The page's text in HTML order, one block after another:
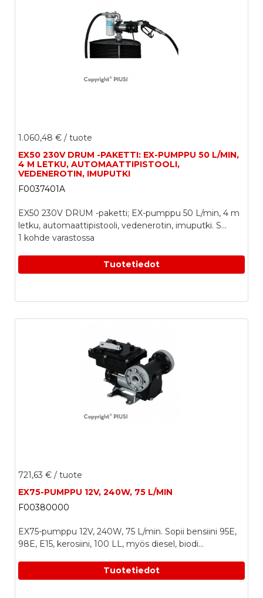
1.060,48 € / tuote
EX50 230V DRUM -PAKETTI: EX-PUMPPU 50 L/MIN,
4 M LETKU, AUTOMAATTIPISTOOLI,
VEDENEROTIN, IMUPUTKI
F0037401A
EX50 230V DRUM -paketti; EX-pumppu 50 L/min, 4 m
letku, automaattipistooli, vedenerotin, imuputki. S...
1 kohde varastossa
Tuotetiedot
721,63 € / tuote
EX75-PUMPPU 12V, 240W, 75 L/MIN
F00380000
EX75-pumppu 12V, 240W, 75 L/min. Sopii bensiini 95E,
98E, E15, kerosiini, 100 LL, myös diesel, biodi...
Tuotetiedot